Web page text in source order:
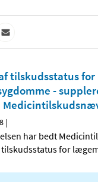
tilskudsstatus
-
|
har bedt
for